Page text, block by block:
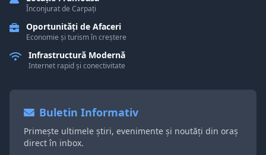
Înconjurat de Carpați
Oportunități de Afaceri
Economie și turism în creștere
Infrastructură Modernă
Internet rapid și conectivitate
Buletin Informativ
Primește ultimele știri, evenimente și noutăți din oraș
direct în inbox.